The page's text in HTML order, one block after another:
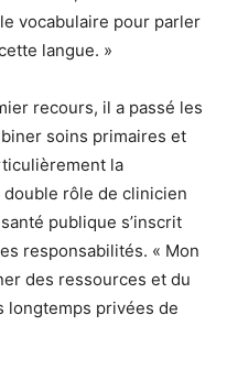
vocabulaire pour parler
langue. »
recours, il a passé les
soins primaires et
la
rôle de clinicien
publique s’inscrit
responsabilités. « Mon
des ressources et du
longtemps privées de